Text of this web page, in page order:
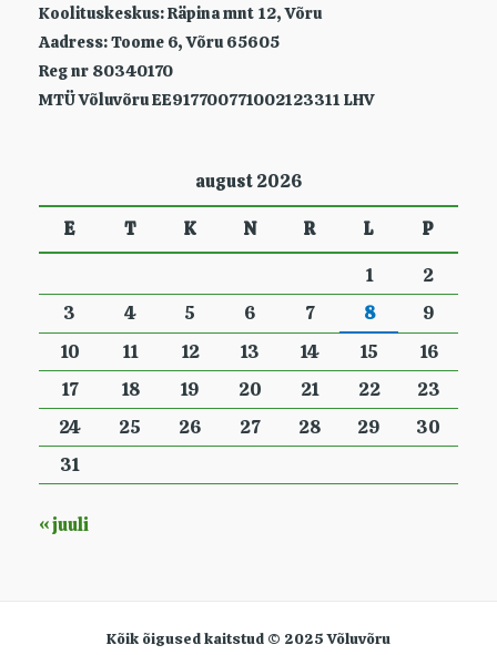
Koolituskeskus: Räpina mnt 12, Võru
Aadress: Toome 6, Võru 65605
Reg nr 80340170
MTÜ Võluvõru EE917700771002123311 LHV
august 2026
E T K N R L
P
1
2
3
4 5 6 7 8
9
10
11 12 13 14 15
16
17
18 19 20 21 22
23
24
25 26 27 28 29
30
31
« juuli
Kõik õigused kaitstud © 2025 Võluvõru